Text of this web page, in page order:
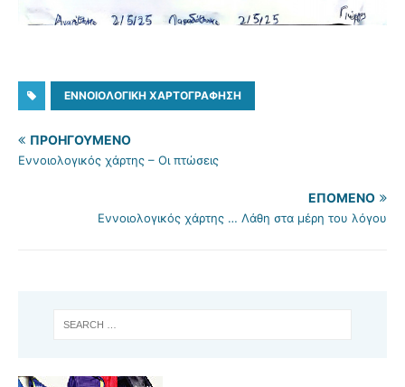
ΕΝΝΟΙΟΛΟΓΙΚΉ ΧΑΡΤΟΓΡΆΦΗΣΗ
ΠΡΟΗΓΟΎΜΕΝΟ
Εννοιολογικός χάρτης – Οι πτώσεις
ΕΠΌΜΕΝΟ
Εννοιολογικός χάρτης … Λάθη στα μέρη του λόγου